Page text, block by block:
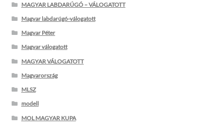
MAGYAR LABDARÚGÓ – VÁLOGATOTT
Magyar labdarúgó-válogatott
Magyar Péter
Magyar válogatott
MAGYAR VÁLOGATOTT
Magyarország
MLSZ
modell
MOL MAGYAR KUPA